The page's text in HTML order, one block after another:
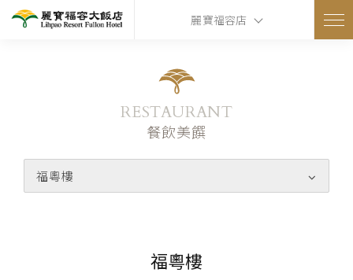
麗寶福容店
RESTAURANT
餐飲美饌
福粵樓
福粵樓